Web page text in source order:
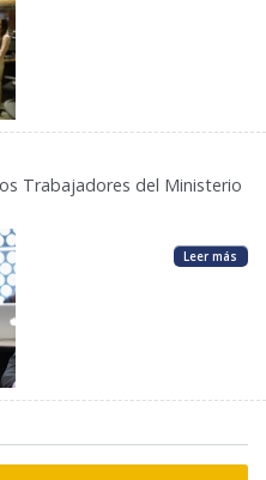
Trabajadores del Ministerio
Leer más